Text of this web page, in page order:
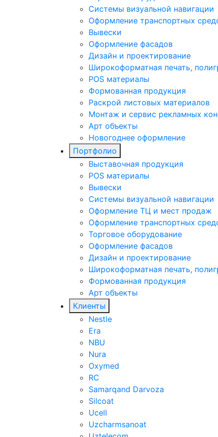
Системы визуальной навигации
Оформление транспортных
Вывески
Оформление фасадов
Дизайн и проектирование
Широкоформатная печать,
POS материалы
Формованная продукция
Раскрой листовых материалов
Монтаж и сервис рекламных
Арт объекты
Новогоднее оформление
Портфолио
Выставочная продукция
POS материалы
Вывески
Системы визуальной навигации
Оформление ТЦ и мест продаж
Оформление транспортных
Торговое оборудование
Оформление фасадов
Дизайн и проектирование
Широкоформатная печать,
Формованная продукция
Арт объекты
Клиенты
Nestle
Era
NBU
Nura
Oxymed
RC
Samarqand Darvoza
Silcoat
Ucell
Uzcharmsanoat